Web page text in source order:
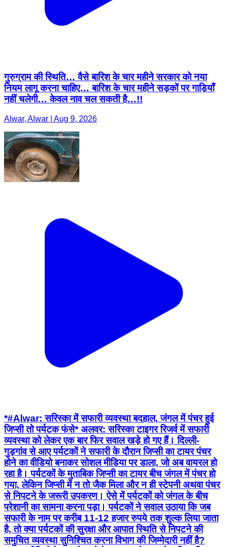
गुरुग्राम की स्थिति… वैसे बारिश के चार महीने सरकार को नया
नियम लागू करना चाहिए… बारिश के चार महीने सड़कों पर गाड़ियाँ
नहीं चलेगी… केवल नाव चल सकती है…!!
Alwar, Alwar | Aug 9, 2026
*#Alwar: सरिस्का में सफारी व्यवस्था बदहाल, जंगल में पंचर हुई
जिप्सी तो पर्यटक फंसे* अलवर: सरिस्का टाइगर रिजर्व में सफारी
व्यवस्था को लेकर एक बार फिर सवाल खड़े हो गए हैं। दिल्ली-
गुड़गांव से आए पर्यटकों ने सफारी के दौरान जिप्सी का टायर पंचर
होने का वीडियो बनाकर सोशल मीडिया पर डाला, जो अब वायरल हो
रहा है। पर्यटकों के मुताबिक जिप्सी का टायर बीच जंगल में पंचर हो
गया, लेकिन जिप्सी में न तो जैक मिला और न ही स्टेपनी अथवा पंचर
से निपटने के जरूरी उपकरण। ऐसे में पर्यटकों को जंगल के बीच
परेशानी का सामना करना पड़ा। पर्यटकों ने सवाल उठाया कि जब
सफारी के नाम पर करीब 11-12 हजार रुपये तक शुल्क लिया जाता
है, तो क्या पर्यटकों की सुरक्षा और आपात स्थिति से निपटने की
समुचित व्यवस्था सुनिश्चित करना विभाग की जिम्मेदारी नहीं है?